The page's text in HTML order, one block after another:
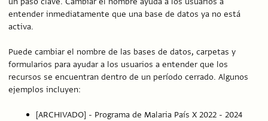
entender inmediatamente que una base de datos ya no está
activa.
Puede cambiar el nombre de las bases de datos, carpetas y
formularios para ayudar a los usuarios a entender que los
recursos se encuentran dentro de un período cerrado. Algunos
ejemplos incluyen:
[ARCHIVADO] - Programa de Malaria País X 2022 - 2024